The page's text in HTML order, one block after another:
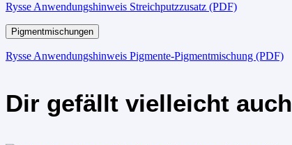
Rysse Anwendungshinweis Streichputzzusatz (PDF)
Pigmentmischungen
Rysse Anwendungshinweis Pigmente-Pigmentmischung (PDF)
Dir gefällt vielleicht auch